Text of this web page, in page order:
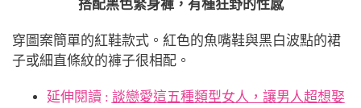
搭配黑色緊身褲，有種狂野的性感
穿圖案簡單的紅鞋款式。紅色的魚嘴鞋與黑白波點的裙
子或細直條紋的褲子很相配。
延伸閱讀 : 談戀愛這五種類型女人，讓男人超想娶